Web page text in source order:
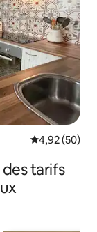
Évaluation
4,92 (50)
tarifs